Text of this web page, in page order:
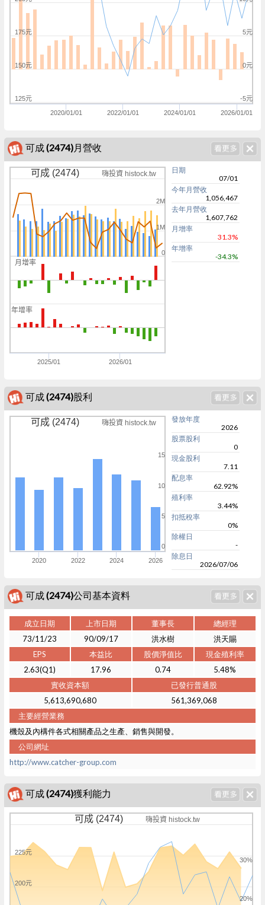
2020/01/01 2022/01/01 2024/01/01 2026/01/01
-5元
0元
5元
125元
150元
175元
可成 (2474)月營收
月增率
年增率
可成 (2474) 嗨投資 histock.tw
2025/01 2026/01
0
1M
2M
日期
07/01
今年月營收
1,056,467
去年月營收
1,607,762
月增率
31.3%
年增率
-34.3%
可成 (2474)股利
可成 (2474) 嗨投資 histock.tw
2020 2022 2024 2026
0
5
10
15
發放年度
2026
股票股利
0
現金股利
7.11
配息率
62.92%
殖利率
3.44%
扣抵稅率
0%
除權日
-
除息日
2026/07/06
可成 (2474)公司基本資料
成立日期 上市日期 董事長
總經理
73/11/23
90/09/17 洪水樹
洪天賜
EPS
本益比 股價淨值比
現金殖利率
2.63(Q1)
17.96 0.74
5.48%
實收資本額
已發行普通股
5,613,690,680
561,369,068
主要經營業務
機殼及內構件各式相關產品之生產、銷售與開發。
公司網址
http://www.catcher-group.com
可成 (2474)獲利能力
可成 (2474) 嗨投資 histock.tw
20%
30%
200元
225元